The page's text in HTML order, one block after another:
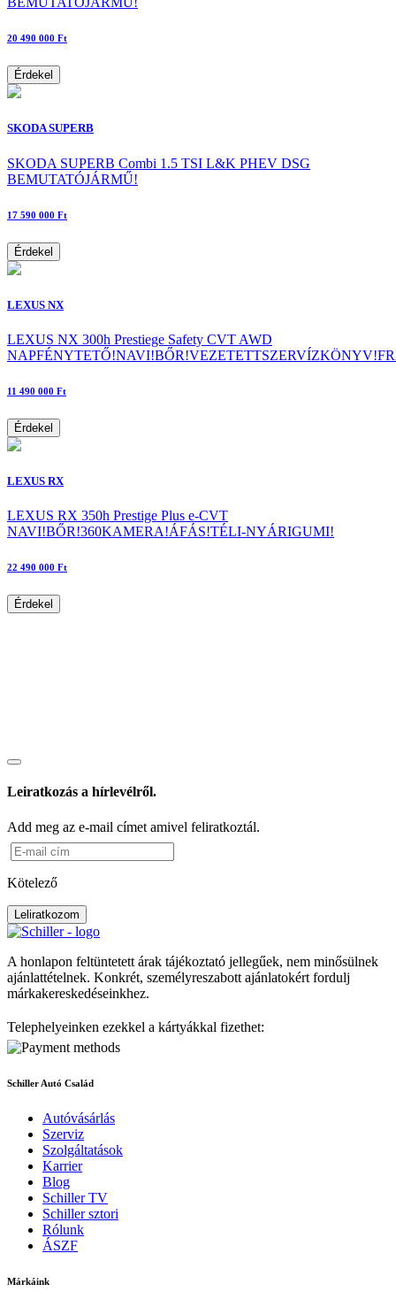
20 490 000 Ft
Érdekel
SKODA SUPERB
SKODA SUPERB Combi 1.5 TSI L&K PHEV DSG
BEMUTATÓJÁRMŰ!
17 590 000 Ft
Érdekel
LEXUS NX
LEXUS NX 300h Prestiege Safety CVT AWD
11 490 000 Ft
Érdekel
LEXUS RX
LEXUS RX 350h Prestige Plus e-CVT
NAVI!BŐR!360KAMERA!ÁFÁS!TÉLI-NYÁRIGUMI!
22 490 000 Ft
Érdekel
Leiratkozás a hírlevélről.
Add meg az e-mail címet amivel feliratkoztál.
Kötelező
Leliratkozom
A honlapon feltüntetett árak tájékoztató jellegűek, nem minősülnek
ajánlattételnek. Konkrét, személyreszabott ajánlatokért fordulj
márkakereskedéseinkhez.
Telephelyeinken ezekkel a kártyákkal fizethet:
Schiller Autó Család
Autóvásárlás
Szerviz
Szolgáltatások
Karrier
Blog
Schiller TV
Schiller sztori
Rólunk
ÁSZF
Márkáink